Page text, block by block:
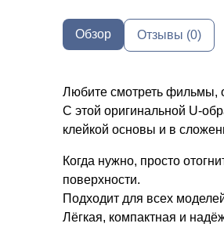
Обзор Отзывы (0)
Любите смотреть фильмы,
С этой оригинальной U-
клейкой основы и в
Когда нужно, просто
поверхности.
Подходит для всех
Лёгкая, компактная и